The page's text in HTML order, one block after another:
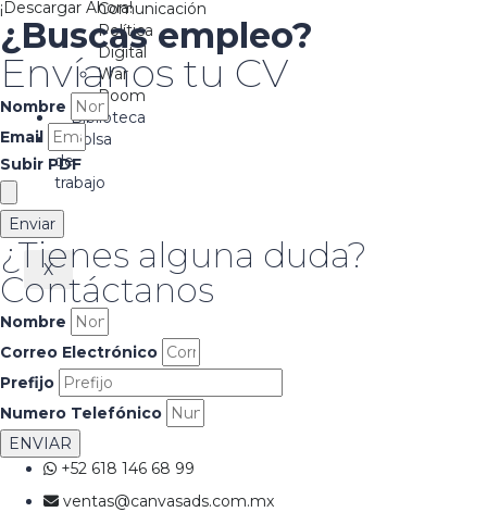
Comunicación
Política
Digital
War
Room
Biblioteca
Bolsa
de
trabajo
X
¡Descargar Ahora!
¿Buscas empleo?
Envíanos tu CV
Nombre
Email
Subir PDF
Enviar
¿Tienes alguna duda?
Contáctanos
Nombre
Correo Electrónico
Prefijo
Numero Telefónico
ENVIAR
+52 618 146 68 99
ventas@canvasads.com.mx